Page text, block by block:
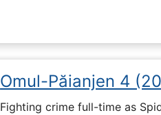
Omul-Păianjen 4
Fighting crime full-time as